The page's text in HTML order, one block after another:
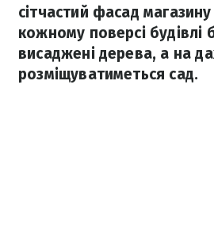
сітчастий фасад
кожному поверсі будівлі
висаджені дерева, а на
розміщуватиметься сад.